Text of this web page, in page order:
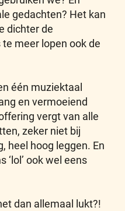
gedachten? Het kan
dichter de
meer lopen ook de
één muziektaal
en vermoeiend
vergt van alle
zeker niet bij
heel hoog leggen. En
‘lol’ ook wel eens
dan allemaal lukt?!